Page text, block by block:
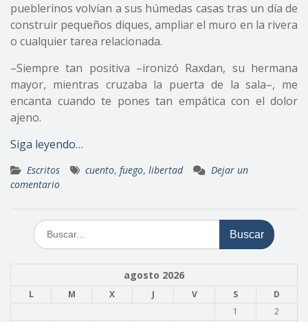
pueblerinos volvían a sus húmedas casas tras un día de
construir pequeños diques, ampliar el muro en la rivera
o cualquier tarea relacionada.
–Siempre tan positiva –ironizó Raxdan, su hermana
mayor, mientras cruzaba la puerta de la sala–, me
encanta cuando te pones tan empática con el dolor
ajeno.
Siga leyendo…
Escritos cuento, fuego, libertad
Dejar un
comentario
Buscar:
agosto 2026
L M X J V S
D
1
2